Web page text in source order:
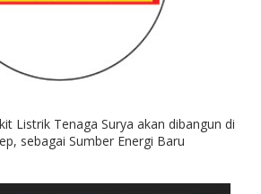
Listrik Tenaga Surya akan dibangun di
sebagai Sumber Energi Baru